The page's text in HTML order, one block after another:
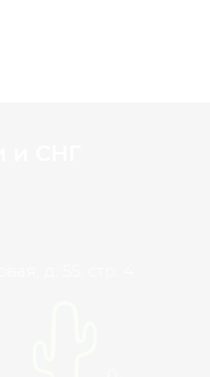
СНГ
д. 55, стр. 4